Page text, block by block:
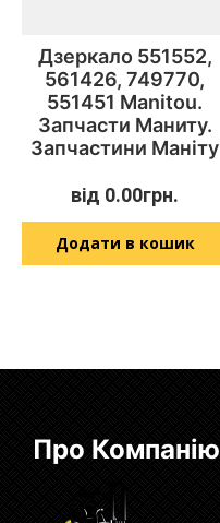
Дзеркало 551552,
561426, 749770,
551451 Manitou.
Запчасти Маниту.
Запчастини Маніту
від 0.00грн.
Додати в кошик
Про Компанію